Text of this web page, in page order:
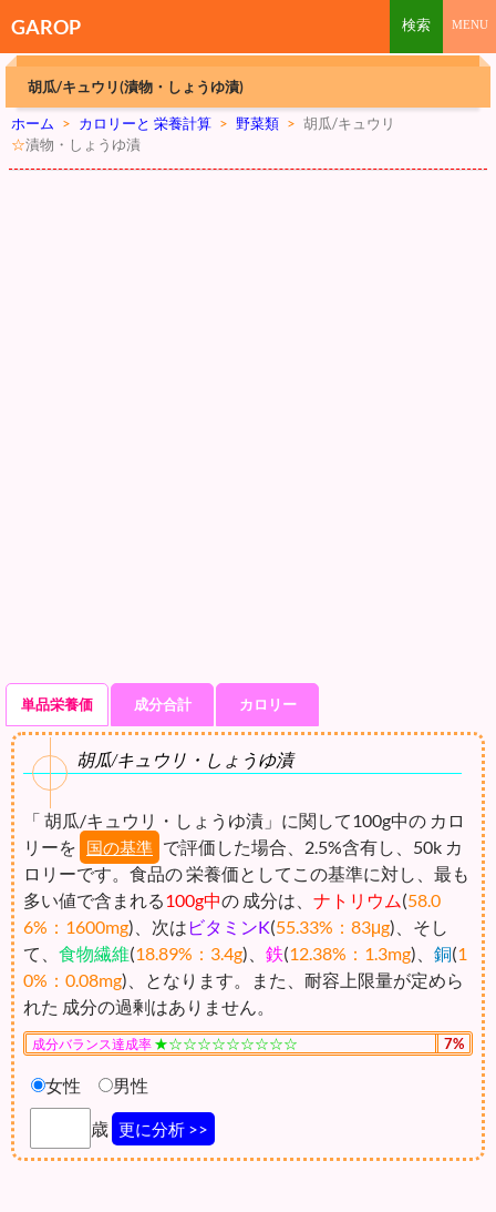
GAROP
胡瓜/キュウリ(漬物・しょうゆ漬)
ホーム > カロリーと 栄養計算 > 野菜類 > 胡瓜/キュウリ
☆漬物・しょうゆ漬
単品栄養価 成分合計 カロリー
胡瓜/キュウリ・しょうゆ漬
「 胡瓜/キュウリ・しょうゆ漬」に関して100g中の カロ
リーを
国の基準 で評価した場合、2.5%含有し、50k カ
ロリーです。食品の 栄養価としてこの基準に対し、最も
多い値で含まれる100g中の 成分は、 ナトリウム(58.0
6%：1600mg)、次は ビタミンK(55.33%：83μg)、そし
て、 食物繊維(18.89%：3.4g)、 鉄(12.38%：1.3mg)、 銅(1
0%：0.08mg)、となります。また、耐容上限量が定めら
れた 成分の過剰はありません。
成分バランス達成率 ★☆☆☆☆☆☆☆☆☆ 7%
女性 男性
歳 更に分析 >>